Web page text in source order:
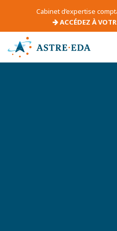
Cabinet d’expertise
ACCÉDEZ À